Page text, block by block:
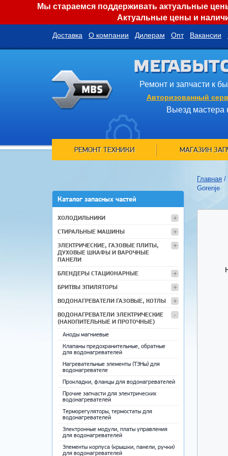
Мы стараемся поддерживать актуальные
Актуальные цены и
Доставка О компании Дилерам Опт Вакансии
Ремонт и запчасти к
Авторизованный
Выезд мастера
РЕМОНТ ТЕХНИКИ МАГАЗИН
Каталог запасных частей
ХОЛОДИЛЬНИКИ
СТИРАЛЬНЫЕ МАШИНЫ
ЭЛЕКТРИЧЕСКИЕ, ГАЗОВЫЕ ПЛИТЫ,
ДУХОВЫЕ ШКАФЫ И ВАРОЧНЫЕ
ПАНЕЛИ
БЛЕНДЕРЫ СТАЦИОНАРНЫЕ
БРИТВЫ ЭПИЛЯТОРЫ
ВОДОНАГРЕВАТЕЛИ ГАЗОВЫЕ, КОТЛЫ
ВОДОНАГРЕВАТЕЛИ ЭЛЕКТРИЧЕСКИЕ
(НАКОПИТЕЛЬНЫЕ И ПРОТОЧНЫЕ)
Аноды магниевые
Клапаны предохранительные, обратные
для водонагревателей
Нагревательные элементы (ТЭНы) для
водонагревателе
Прокладки, фланцы для водонагревателей
Прочие запчасти для электрических
водонагревателей
Терморегуляторы, термостаты для
водонагревателей
Электронные модули, платы управления
для водонагревателей
Элементы корпуса (крышки, панели, ручки)
для водонагревателей
Главная /
Gorenje